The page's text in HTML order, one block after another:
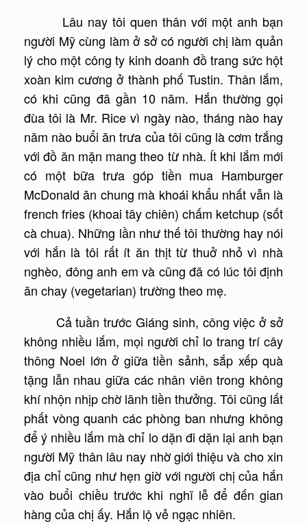
Lâu nay tôi quen thân với một anh bạn
người Mỹ cùng làm ở sở có người chị làm quản
lý cho một công ty kinh doanh đồ trang sức hột
xoàn kim cương ở thành phố Tustin. Thân lắm,
có khi cũng đã gần 10 năm. Hắn thường gọi
đùa tôi là Mr. Rice vì ngày nào, tháng nào hay
năm nào buổi ăn trưa của tôi cũng là cơm trắng
với đồ ăn mặn mang theo từ nhà. Ít khi lắm mới
có một bữa trưa góp tiền mua Hamburger
McDonald ăn chung mà khoái khẩu nhất vẫn là
french fries (khoai tây chiên) chấm ketchup (sốt
cà chua). Những lần như thế tôi thường hay nói
với hắn là tôi rất ít ăn thịt từ thuở nhỏ vì nhà
nghèo, đông anh em và cũng đã có lúc tôi định
ăn chay (vegetarian) trường theo mẹ.
Cả tuần trước Giáng sinh, công việc ở sở
không nhiều lắm, mọi người chỉ lo trang trí cây
thông Noel lớn ở giữa tiền sảnh, sắp xếp quà
tặng lẫn nhau giữa các nhân viên trong không
khí nhộn nhịp chờ lãnh tiền thưởng. Tôi cũng lất
phất vòng quanh các phòng ban nhưng không
để ý nhiều lắm mà chỉ lo dặn đi dặn lại anh bạn
người Mỹ thân lâu nay nhờ giới thiệu và cho xin
địa chỉ cũng như hẹn giờ với người chị của hắn
vào buổi chiều trước khi nghĩ lễ để đến gian
hàng của chị ấy. Hắn lộ vẻ ngạc nhiên.